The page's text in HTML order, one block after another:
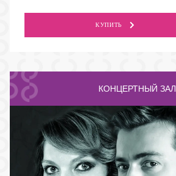
КУПИТЬ
КОНЦЕРТНЫЙ ЗАЛ